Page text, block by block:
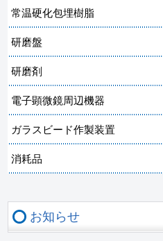
常温硬化包埋樹脂
研磨盤
研磨剤
電子顕微鏡周辺機器
ガラスビード作製装置
消耗品
お知らせ